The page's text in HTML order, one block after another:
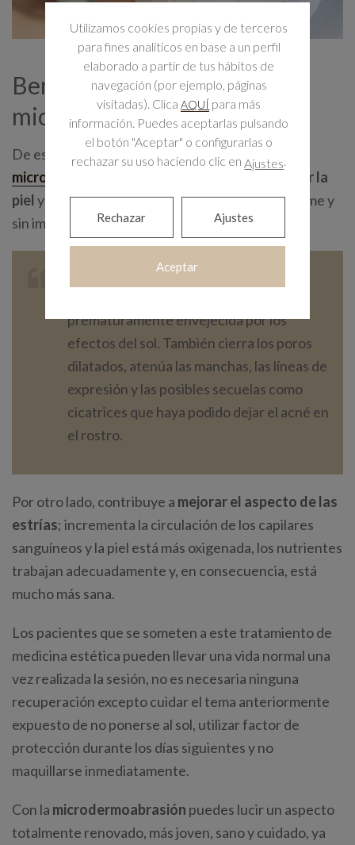
Beneficios de la
microdermoabrasión
De este modo, el
tratamiento de
microdermoabrasión
renovar la
piel y que ésta luzca mucho más luminosa, uniforme y
sin imperfecciones visibles.
Está recomendado, por todo ello, para
prematuramente envejecida por los
efectos del sol. También cierra los poros
dilatados, atenúa las manchas, las líneas de
expresión y las posibles secuelas como
cicatrices que haya podido dejar el acné en
el rostro.
Por otro lado, contribuye a mejorar el aspecto de las
estrías; incrementa la circulación de los capilares
sanguíneos y la piel está más oxigenada, los nutrientes
trabajan adecuadamente y, en consecuencia, está
mucho más sana.
Los pacientes que se someten a este tratamiento de
medicina estética pueden llevar una vida normal una
vez realizada la sesión, no es necesaria ninguna
recuperación excepto cuidar el tema anteriormente
expuesto de no ponerse al sol, utilizar factor de
protección durante los días siguientes y no
maquillarse inmediatamente.
Con la microdermoabrasión puedes lucir un aspecto
totalmente renovado, más joven, sano y cuidado, ya
Utilizamos cookies propias y de terceros
para fines analíticos en base a un perfil
elaborado a partir de tus hábitos de
navegación (por ejemplo, páginas
visitadas). ClicaAQUÍ para más
información. Puedes aceptarlas pulsando
el botón "Aceptar" o configurarlas o
rechazar su uso haciendo clic en Ajustes.
Aceptar
Rechazar Ajustes